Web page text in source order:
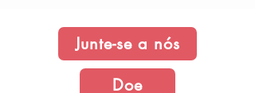
Junte-se a nós
Doe